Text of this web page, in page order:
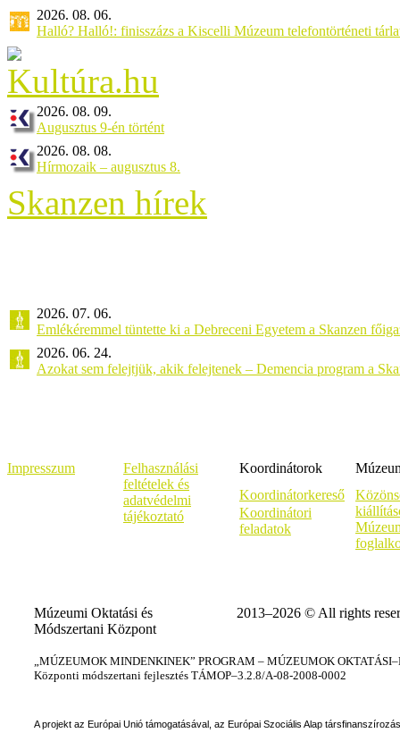
2026. 08. 06.
Halló? Halló!: finisszázs a Kiscelli Múzeum telefontörténeti
2026. 08. 09.
Augusztus 9-én történt
2026. 08. 08.
Hírmozaik – augusztus 8.
Skanzen hírek
2026. 07. 06.
Emlékéremmel tüntette ki a Debreceni Egyetem a Skanzen
2026. 06. 24.
Azokat sem felejtjük, akik felejtenek – Demencia program a
Impresszum
Felhasználási
feltételek és
adatvédelmi
tájékoztató
Koordinátorok
Koordinátorkereső
Koordinátori
feladatok
Múzeumi Oktatási és
Módszertani Központ
2013–2026 © All rights
„MÚZEUMOK MINDENKINEK” PROGRAM – MÚZEUMOK
Központi módszertani fejlesztés TÁMOP–3.2.8/A-08-2008-0002
A projekt az Európai Unió támogatásával, az Európai Szociális Alap